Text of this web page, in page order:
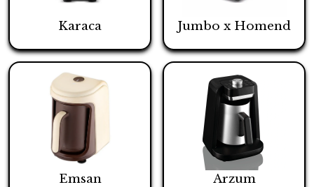
Karaca Jumbo x Homend
Emsan Arzum